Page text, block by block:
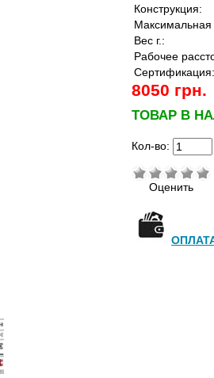
Конструкция:
Максимальная
Вес г.:
Рабочее
Сертификация:
8050 грн.
ТОВАР В
Кол-во:
Оценить